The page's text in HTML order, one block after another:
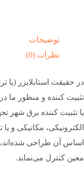
توضیحات
نظرات (0)
در حقیقت استابلایزر (یا
تثبیت کننده و منظور ما
یا تثبیت کننده برق شهر
الکترونیکی، مکانیکی و
اساس آن طراحی شده‌اند،
معین کنترل می‌نماید.